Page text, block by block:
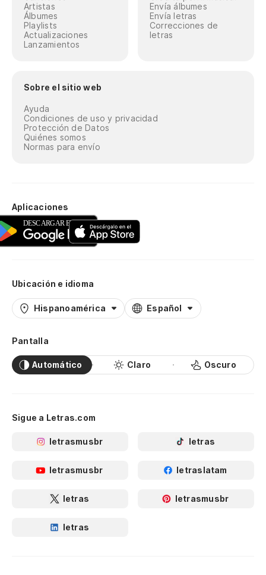
Artistas
Álbumes
Playlists
Actualizaciones
Lanzamientos
Envía álbumes
Envía letras
Correcciones de
letras
Sobre el sitio web
Ayuda
Condiciones de uso y privacidad
Protección de Datos
Quiénes somos
Normas para envío
Aplicaciones
Ubicación e idioma
Hispanoamérica Español
Pantalla
Automático Claro Oscuro
Sigue a Letras.com
letrasmusbr letras
letrasmusbr letraslatam
letras letrasmusbr
letras